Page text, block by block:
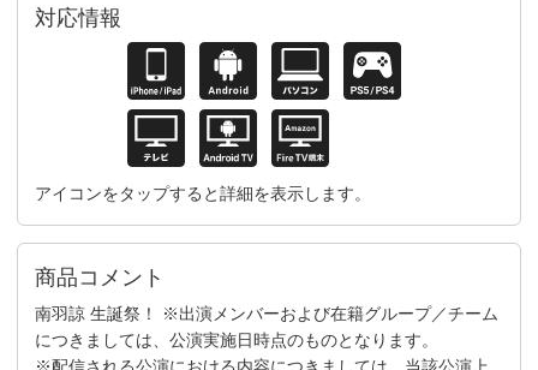
対応情報
アイコンをタップすると詳細を表示します。
商品コメント
南羽諒 生誕祭！ ※出演メンバーおよび在籍グループ／チーム
につきましては、公演実施日時点のものとなります。